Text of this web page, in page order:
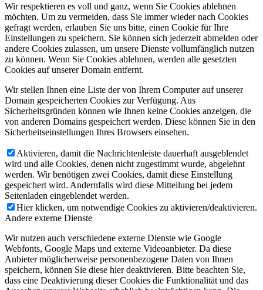
Wir respektieren es voll und ganz, wenn Sie Cookies ablehnen
möchten. Um zu vermeiden, dass Sie immer wieder nach Cookies
gefragt werden, erlauben Sie uns bitte, einen Cookie für Ihre
Einstellungen zu speichern. Sie können sich jederzeit abmelden oder
andere Cookies zulassen, um unsere Dienste vollumfänglich nutzen
zu können. Wenn Sie Cookies ablehnen, werden alle gesetzten
Cookies auf unserer Domain entfernt.
Wir stellen Ihnen eine Liste der von Ihrem Computer auf unserer
Domain gespeicherten Cookies zur Verfügung. Aus
Sicherheitsgründen können wie Ihnen keine Cookies anzeigen, die
von anderen Domains gespeichert werden. Diese können Sie in den
Sicherheitseinstellungen Ihres Browsers einsehen.
Aktivieren, damit die Nachrichtenleiste dauerhaft ausgeblendet
wird und alle Cookies, denen nicht zugestimmt wurde, abgelehnt
werden. Wir benötigen zwei Cookies, damit diese Einstellung
gespeichert wird. Andernfalls wird diese Mitteilung bei jedem
Seitenladen eingeblendet werden.
Hier klicken, um notwendige Cookies zu aktivieren/deaktivieren.
Andere externe Dienste
Wir nutzen auch verschiedene externe Dienste wie Google
Webfonts, Google Maps und externe Videoanbieter. Da diese
Anbieter möglicherweise personenbezogene Daten von Ihnen
speichern, können Sie diese hier deaktivieren. Bitte beachten Sie,
dass eine Deaktivierung dieser Cookies die Funktionalität und das